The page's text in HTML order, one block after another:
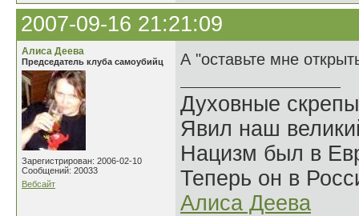
2007-09-16 21:21:09
Алиса Деева
Председатель клуба самоубийц
Зарегистрирован: 2006-02-10
Сообщений: 20033
Вебсайт
А "оставьте мне
Духовные
Явил наш
Нацизм был в
Теперь он в
Алиса Деева